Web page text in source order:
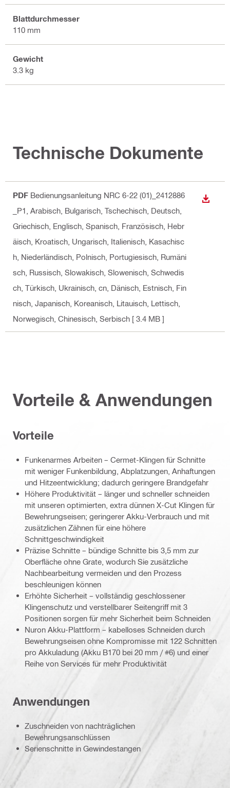
Blattdurchmesser
110 mm
Gewicht
3.3 kg
Technische Dokumente
PDF Bedienungsanleitung NRC 6-22 (01)_2412886
_P1 , Arabisch, Bulgarisch, Tschechisch, Deutsch,
Griechisch, Englisch, Spanisch, Französisch, Hebr
äisch, Kroatisch, Ungarisch, Italienisch, Kasachisc
h, Niederländisch, Polnisch, Portugiesisch, Rumäni
sch, Russisch, Slowakisch, Slowenisch, Schwedis
ch, Türkisch, Ukrainisch, cn, Dänisch, Estnisch, Fin
nisch, Japanisch, Koreanisch, Litauisch, Lettisch,
Norwegisch, Chinesisch, Serbisch [ 3.4 MB ]
Vorteile & Anwendungen
Vorteile
Funkenarmes Arbeiten – Cermet-Klingen für Schnitte
mit weniger Funkenbildung, Abplatzungen, Anhaftungen
und Hitzeentwicklung; dadurch geringere Brandgefahr
Höhere Produktivität – länger und schneller schneiden
mit unseren optimierten, extra dünnen X-Cut Klingen für
Bewehrungseisen; geringerer Akku-Verbrauch und mit
zusätzlichen Zähnen für eine höhere
Schnittgeschwindigkeit
Präzise Schnitte – bündige Schnitte bis 3,5 mm zur
Oberfläche ohne Grate, wodurch Sie zusätzliche
Nachbearbeitung vermeiden und den Prozess
beschleunigen können
Erhöhte Sicherheit – vollständig geschlossener
Klingenschutz und verstellbarer Seitengriff mit 3
Positionen sorgen für mehr Sicherheit beim Schneiden
Nuron Akku-Plattform – kabelloses Schneiden durch
Bewehrungseisen ohne Kompromisse mit 122 Schnitten
pro Akkuladung (Akku B170 bei 20 mm / #6) und einer
Reihe von Services für mehr Produktivität
Anwendungen
Zuschneiden von nachträglichen
Bewehrungsanschlüssen
Serienschnitte in Gewindestangen